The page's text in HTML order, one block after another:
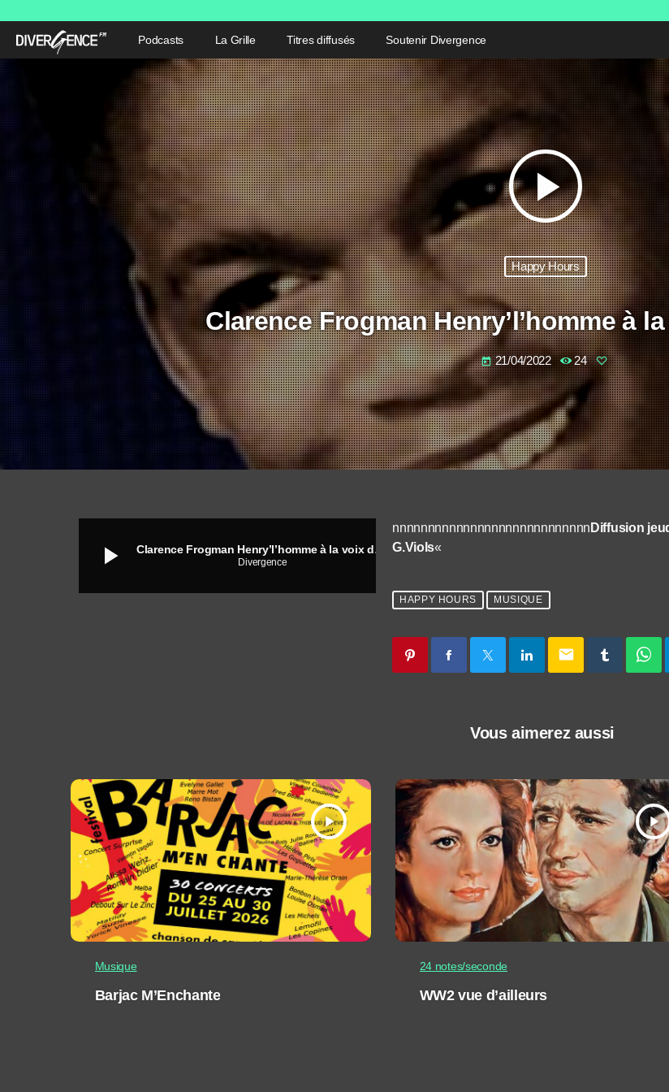
Podcasts La Grille Titres diffusés Soutenir Divergence
play_arrow
Happy Hours
Clarence Frogman Henry’l’homme à
today 21/04/2022 24
play_arrow Clarence Frogman Henry’l’homme à la voix de grenouille
Divergence
nnnnnnnnnnnnnnnnnnnnnnnnnnnn Diffusion
G.Viols«
HAPPY HOURS MUSIQUE
email
Vous aimerez aussi
play_arrow
Musique
Barjac M’Enchante
play_arrow
24 notes/seconde
WW2 vue d’ailleurs